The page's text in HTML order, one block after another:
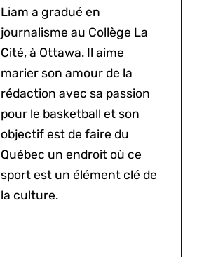
Liam a gradué en
journalisme au Collège La
Cité, à Ottawa. Il aime
marier son amour de la
rédaction avec sa passion
pour le basketball et son
objectif est de faire du
Québec un endroit où ce
sport est un élément clé de
la culture.